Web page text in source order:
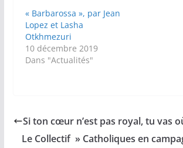
« Barbarossa », par Jean
Lopez et Lasha
Otkhmezuri
10 décembre 2019
Dans "Actualités"
Si ton cœur n’est pas royal, tu vas
Le Collectif » Catholiques en